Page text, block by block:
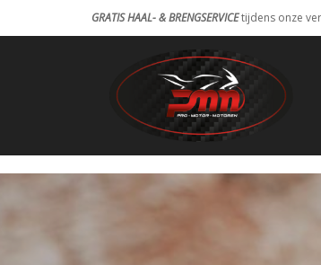
GRATIS HAAL- & BRENGSERVICEtijdens onze